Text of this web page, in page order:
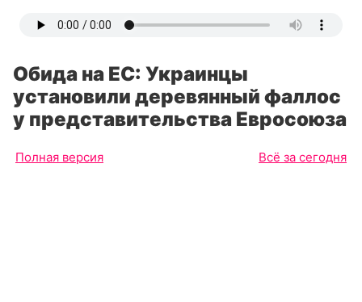
Обида на ЕС: Украинцы
установили деревянный фаллос
у представительства Евросоюза
Полная версия Всё за сегодня